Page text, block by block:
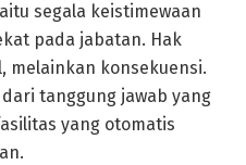
segala keistimewaan
pada jabatan. Hak
melainkan konsekuensi.
tanggung jawab yang
yang otomatis